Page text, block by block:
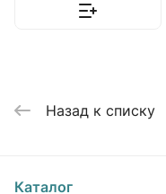
Назад к списку
Каталог